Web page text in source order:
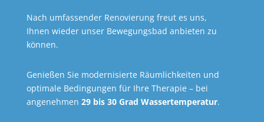
Nach umfassender Renovierung freut es uns,
Ihnen wieder unser Bewegungsbad anbieten zu
können.
Genießen Sie modernisierte Räumlichkeiten und
optimale Bedingungen für Ihre Therapie – bei
angenehmen 29 bis 30 Grad Wassertemperatur.